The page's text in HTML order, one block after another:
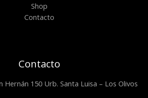
Shop
Contacto
Contacto
Hernán 150 Urb. Santa Luisa – Los Olivos